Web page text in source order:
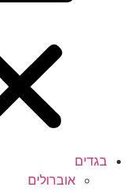
בגדים
אוברולים